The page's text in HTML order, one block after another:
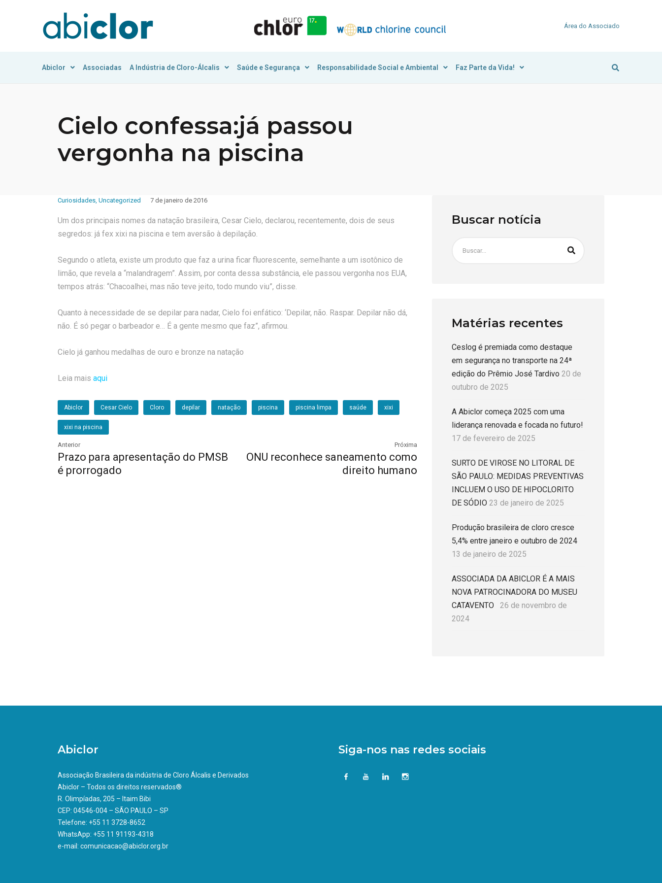
Área do Associado
Abiclor Associadas A Indústria de Cloro-Álcalis Saúde e Segurança Responsabilidade Social e Ambiental Faz Parte da Vida!
Cielo confessa:já passou
vergonha na piscina
Curiosidades, Uncategorized 7 de janeiro de 2016
Um dos principais nomes da natação brasileira, Cesar Cielo, declarou, recentemente, dois de seus
segredos: já fex xixi na piscina e tem aversão à depilação.
Segundo o atleta, existe um produto que faz a urina ficar fluorescente, semelhante a um isotônico de
limão, que revela a “malandragem”. Assim, por conta dessa substância, ele passou vergonha nos EUA,
tempos atrás: “Chacoalhei, mas não teve jeito, todo mundo viu”, disse.
Quanto à necessidade de se depilar para nadar, Cielo foi enfático: ‘Depilar, não. Raspar. Depilar não dá,
não. É só pegar o barbeador e… É a gente mesmo que faz”, afirmou.
Cielo já ganhou medalhas de ouro e bronze na natação
Leia mais aqui
Abiclor Cesar Cielo Cloro depilar natação piscina piscina limpa saúde xixi
xixi na piscina
Anterior
Prazo para apresentação do PMSB
é prorrogado
Próxima
ONU reconhece saneamento como
direito humano
Buscar notícia
Matérias recentes
Ceslog é premiada como destaque
em segurança no transporte na 24ª
edição do Prêmio José Tardivo 20 de
outubro de 2025
A Abiclor começa 2025 com uma
liderança renovada e focada no futuro!
17 de fevereiro de 2025
SURTO DE VIROSE NO LITORAL DE
SÃO PAULO: MEDIDAS PREVENTIVAS
INCLUEM O USO DE HIPOCLORITO
DE SÓDIO 23 de janeiro de 2025
Produção brasileira de cloro cresce
5,4% entre janeiro e outubro de 2024
13 de janeiro de 2025
ASSOCIADA DA ABICLOR É A MAIS
NOVA PATROCINADORA DO MUSEU
CATAVENTO
26 de novembro de
2024
Abiclor
Associação Brasileira da indústria de Cloro Álcalis e Derivados
Abiclor – Todos os direitos reservados®
R. Olimpíadas, 205 – Itaim Bibi
CEP: 04546-004 – SÃO PAULO – SP
Telefone: +55 11 3728-8652
WhatsApp: +55 11 91193-4318
e-mail: comunicacao@abiclor.org.br
Siga-nos nas redes sociais